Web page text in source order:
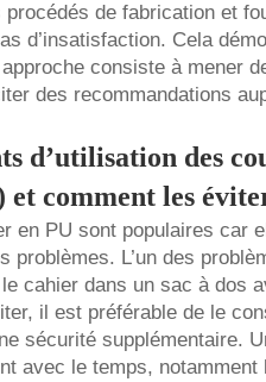
de fabrication et
d’insatisfaction. Cela
consiste à mener
des recommandations
d’utilisation des
et comment les
en PU sont populaires car
problèmes. L’un des
cahier dans un sac à dos
il est préférable de le
sécurité supplémentaire.
avec le temps,